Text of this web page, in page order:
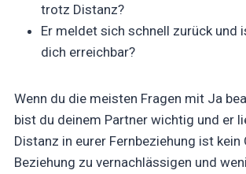
trotz Distanz?
Er meldet sich schnell zurück und
dich erreichbar?
Wenn du die meisten Fragen mit Ja
bist du deinem Partner wichtig und er
Distanz in eurer Fernbeziehung ist kein
Beziehung zu vernachlässigen und